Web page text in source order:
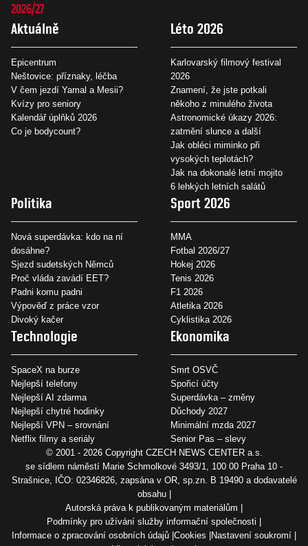
2026/27
Aktuálně
Epicentrum
Neštovice: příznaky, léčba
V čem jezdí Yamal a Mesii?
Kvízy pro seniory
Kalendář úplňků 2026
Co je bodycount?
Léto 2026
Karlovarský filmový festival
2026
Znamení, že jste potkali
někoho z minulého života
Astronomické úkazy 2026:
zatmění slunce a další
Jak obléci miminko při
vysokých teplotách?
Jak na dokonalé letní mojito
6 lehkých letních salátů
Politika
Nová superdávka: kdo na ní
dosáhne?
Sjezd sudetských Němců
Proč vláda zavádí EET?
Padni komu padni
Výpověď z práce vzor
Divoký kačer
Sport 2026
MMA
Fotbal 2026/27
Hokej 2026
Tenis 2026
F1 2026
Atletika 2026
Cyklistika 2026
Technologie
SpaceX na burze
Nejlepší telefony
Nejlepší AI zdarma
Nejlepší chytré hodinky
Nejlepší VPN – srovnání
Netflix filmy a seriály
Ekonomika
Smrt OSVČ
Spořicí účty
Superdávka – změny
Důchody 2027
Minimální mzda 2027
Senior Pas – slevy
© 2001 - 2026 Copyright CZECH NEWS CENTER a.s.
se sídlem náměstí Marie Schmolkové 3493/1, 100 00 Praha 10 -
Strašnice, IČO: 02346826, zapsána v OR, sp.zn. B 19490 a dodavatelé
obsahu
Autorská práva k publikovaným materiálům
Podmínky pro užívání služby informační společnosti
Informace o zpracování osobních údajů Cookies Nastavení soukromí